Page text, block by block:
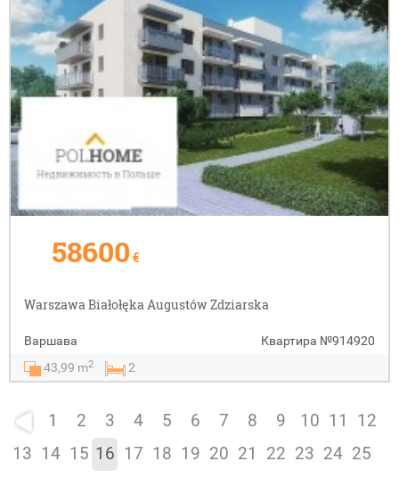
58600 €
Warszawa Białołęka Augustów Zdziarska
Варшава Квартира №914920
43,99 m2 2
1 2 3 4 5 6 7 8 9 10 11
12
13 14 15 16 17 18 19 20 21 22 23 24 25